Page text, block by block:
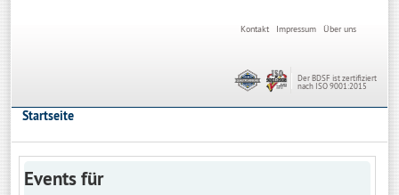
Über uns
Impressum
Kontakt
Der BDSF ist zertifiziert
nach ISO 9001:2015
Startseite
Events für